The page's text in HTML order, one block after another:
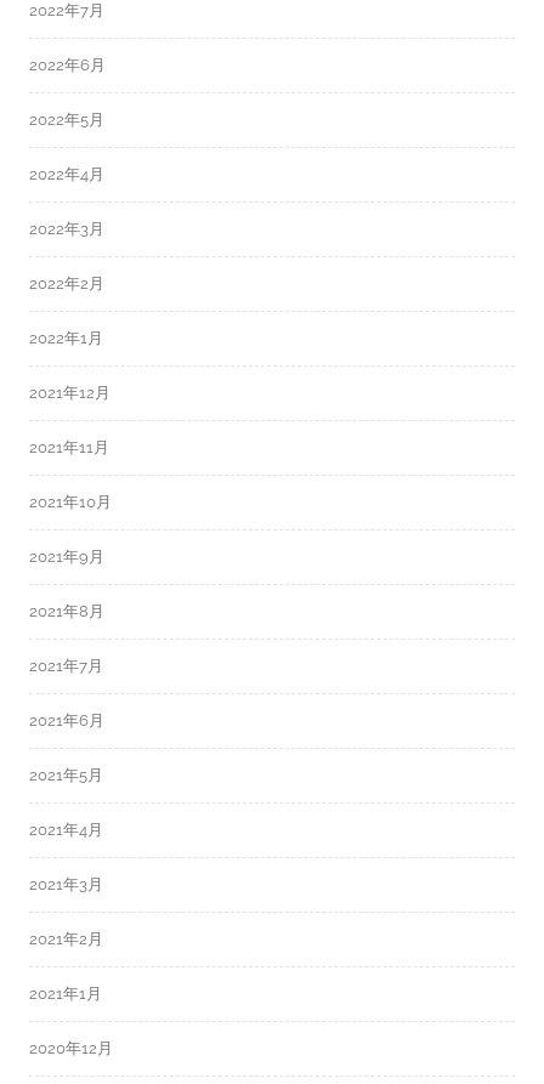
2022年7月
2022年6月
2022年5月
2022年4月
2022年3月
2022年2月
2022年1月
2021年12月
2021年11月
2021年10月
2021年9月
2021年8月
2021年7月
2021年6月
2021年5月
2021年4月
2021年3月
2021年2月
2021年1月
2020年12月